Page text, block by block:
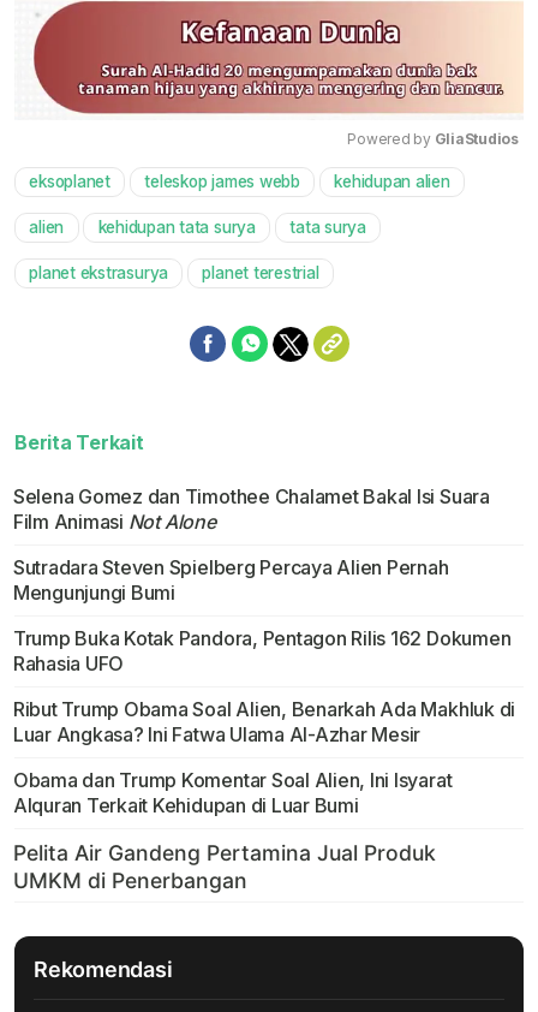
Mute
Powered by GliaStudios
eksoplanet teleskop james webb kehidupan alien
alien kehidupan tata surya tata surya
planet ekstrasurya planet terestrial
Berita Terkait
Selena Gomez dan Timothee Chalamet Bakal Isi Suara
Film Animasi Not Alone
Sutradara Steven Spielberg Percaya Alien Pernah
Mengunjungi Bumi
Trump Buka Kotak Pandora, Pentagon Rilis 162 Dokumen
Rahasia UFO
Ribut Trump Obama Soal Alien, Benarkah Ada Makhluk di
Luar Angkasa? Ini Fatwa Ulama Al-Azhar Mesir
Obama dan Trump Komentar Soal Alien, Ini Isyarat
Alquran Terkait Kehidupan di Luar Bumi
Rekomendasi